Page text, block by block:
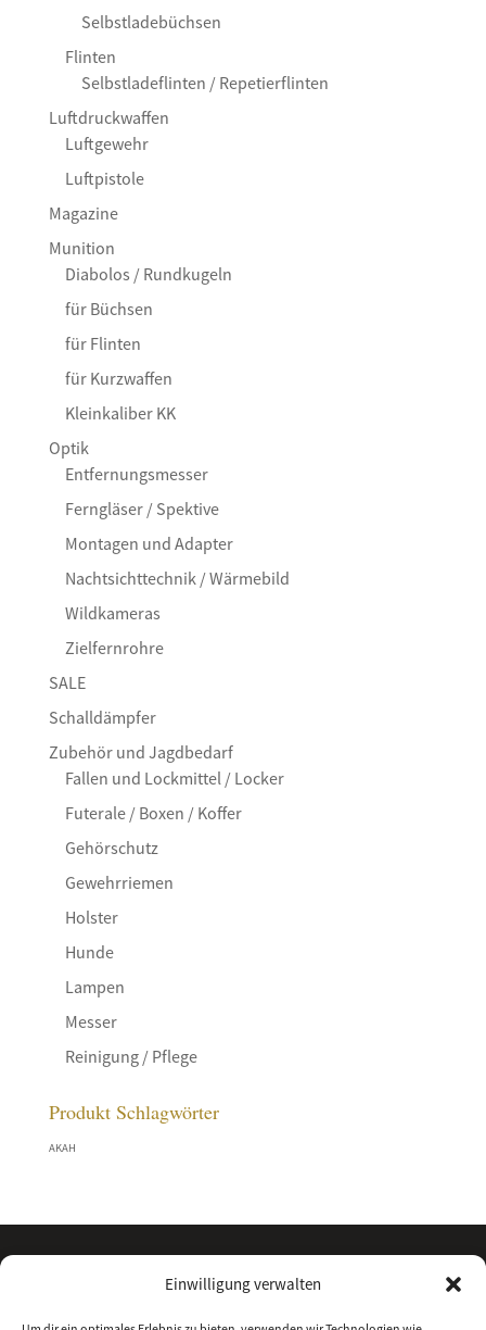
Einwilligung verwalten
Selbstladebüchsen
Flinten
Selbstladeflinten / Repetierflinten
Luftdruckwaffen
Luftgewehr
Luftpistole
Magazine
Munition
Diabolos / Rundkugeln
für Büchsen
für Flinten
für Kurzwaffen
Kleinkaliber KK
Optik
Entfernungsmesser
Ferngläser / Spektive
Montagen und Adapter
Nachtsichttechnik / Wärmebild
Wildkameras
Zielfernrohre
SALE
Schalldämpfer
Zubehör und Jagdbedarf
Fallen und Lockmittel / Locker
Futerale / Boxen / Koffer
Gehörschutz
Gewehrriemen
Holster
Hunde
Lampen
Messer
Reinigung / Pflege
Produkt Schlagwörter
AKAH